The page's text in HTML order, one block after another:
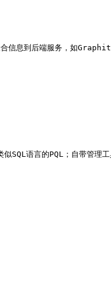
信息到后端服务，如
语言的PQL；自带管理工